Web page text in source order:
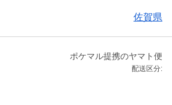
佐賀県
ポケマル提携のヤマト便
配送区分: